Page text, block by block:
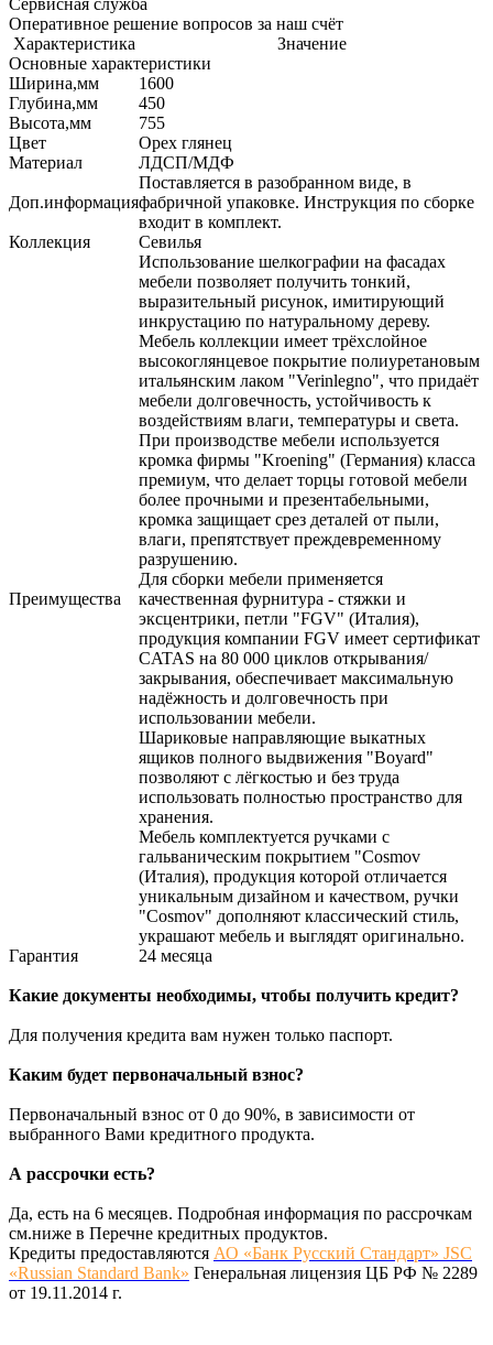
Сервисная служба
Оперативное решение вопросов за наш счёт
Характеристика
Значение
Основные характеристики
Ширина,мм
1600
Глубина,мм
450
Высота,мм
755
Цвет
Орех глянец
Материал
ЛДСП/МДФ
Доп.информация
Поставляется в разобранном виде, в
фабричной упаковке. Инструкция по сборке
входит в комплект.
Коллекция
Севилья
Преимущества
Использование шелкографии на фасадах
мебели позволяет получить тонкий,
выразительный рисунок, имитирующий
инкрустацию по натуральному дереву.
Мебель коллекции имеет трёхслойное
высокоглянцевое покрытие полиуретановым
итальянским лаком "Verinlegno", что придаёт
мебели долговечность, устойчивость к
воздействиям влаги, температуры и света.
При производстве мебели используется
кромка фирмы "Kroening" (Германия) класса
премиум, что делает торцы готовой мебели
более прочными и презентабельными,
кромка защищает срез деталей от пыли,
влаги, препятствует преждевременному
разрушению.
Для сборки мебели применяется
качественная фурнитура - стяжки и
эксцентрики, петли "FGV" (Италия),
продукция компании FGV имеет сертификат
CATAS на 80 000 циклов открывания/
закрывания, обеспечивает максимальную
надёжность и долговечность при
использовании мебели.
Шариковые направляющие выкатных
ящиков полного выдвижения "Boyard"
позволяют с лёгкостью и без труда
использовать полностью пространство для
хранения.
Мебель комплектуется ручками с
гальваническим покрытием "Cosmov
(Италия), продукция которой отличается
уникальным дизайном и качеством, ручки
"Cosmov" дополняют классический стиль,
украшают мебель и выглядят оригинально.
Гарантия
24 месяца
Какие документы необходимы, чтобы получить кредит?
Для получения кредита вам нужен только паспорт.
Каким будет первоначальный взнос?
Первоначальный взнос от 0 до 90%, в зависимости от
выбранного Вами кредитного продукта.
А рассрочки есть?
Да, есть на 6 месяцев. Подробная информация по рассрочкам
см.ниже в Перечне кредитных продуктов.
Кредиты предоставляются АО «Банк Русский Стандарт» JSC
«Russian Standard Bank» Генеральная лицензия ЦБ РФ № 2289
от 19.11.2014 г.